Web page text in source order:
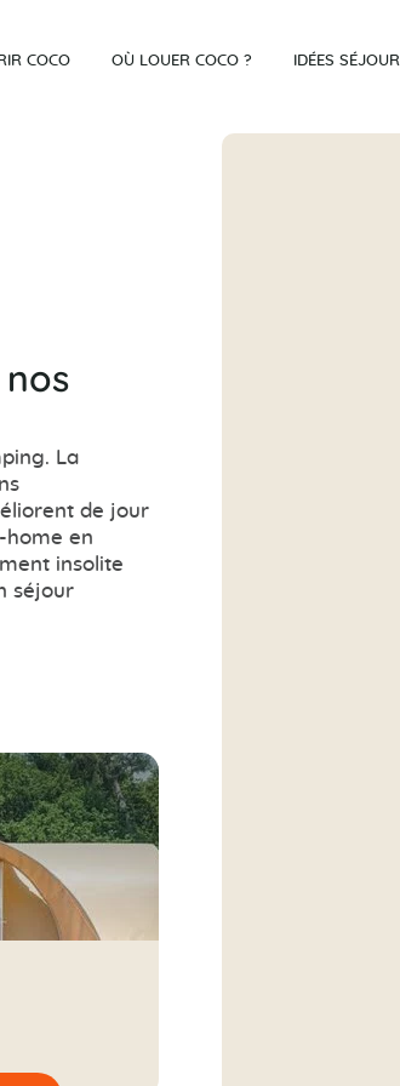
COCO OÙ LOUER COCO ? IDÉES SÉJOUR
La
de jour
home en
insolite
séjour